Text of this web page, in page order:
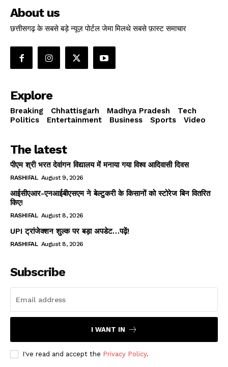
About us
छत्तीसगढ़ के सबसे बड़े न्यूज़ पोर्टल जेमा मिलथे सबसे फ़ास्ट समाचार
Explore
Breaking Chhattisgarh Madhya Pradesh
Tech
Politics
Entertainment Business Sports Video
The latest
पीएम श्री भरत देवांगन विद्यालय में मनाया गया विश्व आदिवासी दिवस
RASHIFAL August 9, 2026
आईसीएआर-एनआईबीएसएम ने बेल्टुकरी के किसानों को स्टोरेज बिन वितरित
किए!
RASHIFAL August 8, 2026
UPI ट्रांजेक्शन शुल्क पर बड़ा अपडेट…पढ़ें!
RASHIFAL August 8, 2026
Subscribe
I WANT IN
I've read and accept the Privacy Policy.